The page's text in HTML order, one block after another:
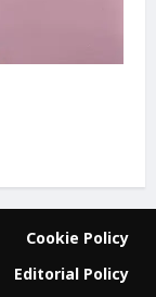
Cookie Policy
Editorial Policy